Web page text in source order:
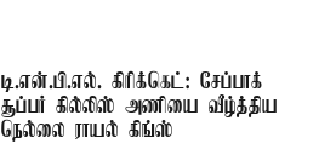
டி.என்.பி.எல். கிரிக்கெட்: சேப்பாக்
சூப்பர் கில்லிஸ் அணியை வீழ்த்திய
நெல்லை ராயல் கிங்ஸ்